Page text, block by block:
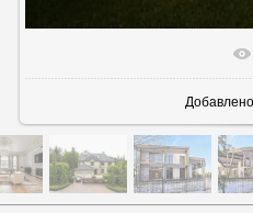
В
Добавлено